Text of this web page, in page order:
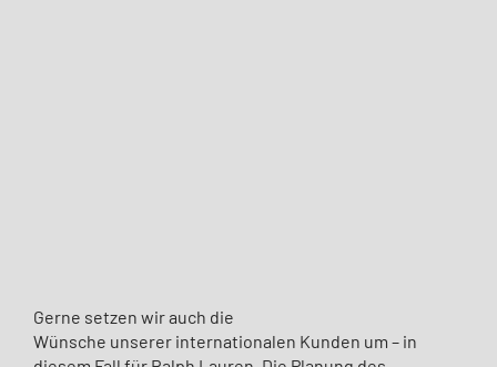
Gerne setzen wir auch die
Wünsche unserer internationalen Kunden um – in